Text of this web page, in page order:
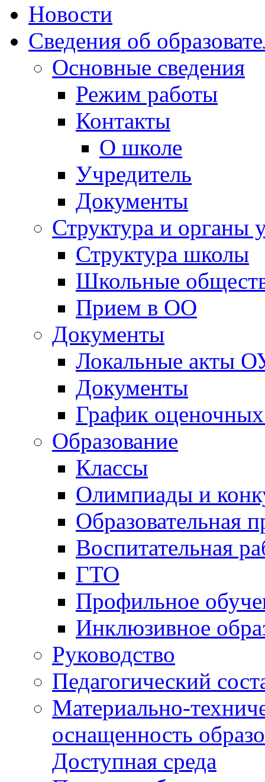
Новости
Сведения об
Основные сведения
Режим работы
Контакты
О школе
Учредитель
Документы
Структура и органы
Структура школы
Школьные
Прием в ОО
Документы
Локальные акты
Документы
График
Образование
Классы
Олимпиады и
Образовательная
Воспитательная
ГТО
Профильное
Инклюзивное
Руководство
Педагогический
Материально-
оснащенность
Доступная среда